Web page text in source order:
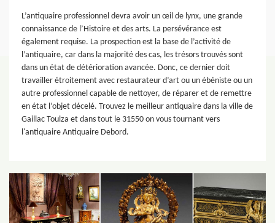
L’antiquaire professionnel devra avoir un œil de lynx, une grande
connaissance de l’Histoire et des arts. La persévérance est
également requise. La prospection est la base de l’activité de
l’antiquaire, car dans la majorité des cas, les trésors trouvés sont
dans un état de détérioration avancée. Donc, ce dernier doit
travailler étroitement avec restaurateur d’art ou un ébéniste ou un
autre professionnel capable de nettoyer, de réparer et de remettre
en état l’objet décelé. Trouvez le meilleur antiquaire dans la ville de
Gaillac Toulza et dans tout le 31550 on vous tournant vers
l'antiquaire Antiquaire Debord.